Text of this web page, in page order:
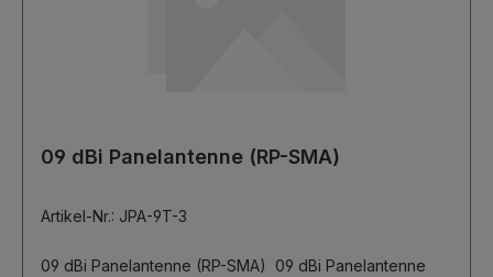
09 dBi Panelantenne (RP-SMA)
Artikel-Nr.: JPA-9T-3
09 dBi Panelantenne (RP-SMA) 09 dBi Panelantenne